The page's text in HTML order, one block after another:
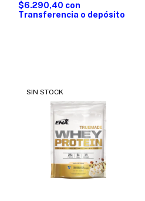
$6.290,40 con
Transferencia o depósito
SIN STOCK